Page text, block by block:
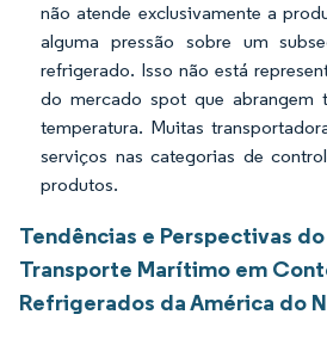
não atende exclusivamente a
alguma pressão sobre um
refrigerado. Isso não está
do mercado spot que abrangem
temperatura. Muitas
serviços nas categorias de
produtos.
Tendências e Perspectivas
Transporte Marítimo em
Refrigerados da América do